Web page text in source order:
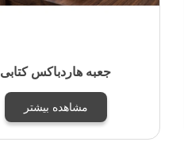
جعبه هاردباکس کتابی
مشاهده بیشتر